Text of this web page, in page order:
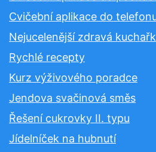
Cvičební aplikace do
Nejucelenější zdravá
Rychlé recepty
Kurz výživového poradce
Jendova svačinová směs
Řešení cukrovky II. typu
Jídelníček na hubnutí